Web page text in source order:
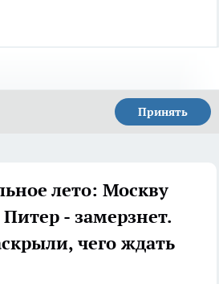
Принять
лето: Москву
Питер - замерзнет.
чего ждать